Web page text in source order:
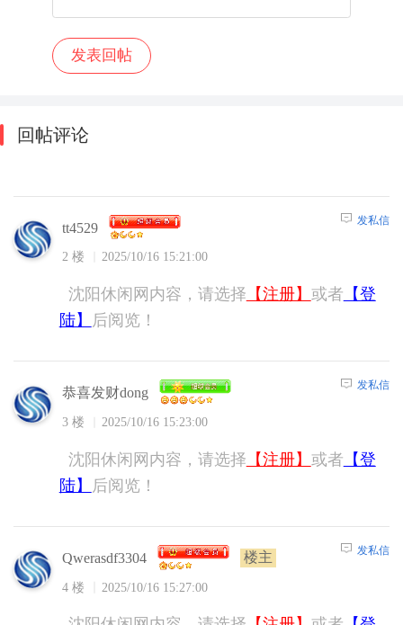
回帖评论
tt4529
2 楼 2025/10/16 15:21:00
发私信
沈阳休闲网内容，请选择 【注册】 或者 【登
陆】
后阅览！
恭喜发财dong
3 楼 2025/10/16 15:23:00
发私信
沈阳休闲网内容，请选择 【注册】 或者 【登
陆】
后阅览！
Qwerasdf3304 楼主
4 楼 2025/10/16 15:27:00
发私信